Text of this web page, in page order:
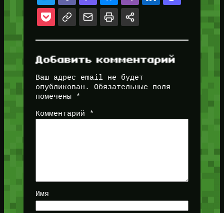
Добавить комментарий
Ваш адрес email не будет
опубликован.
Обязательные поля
помечены
*
Комментарий *
Имя